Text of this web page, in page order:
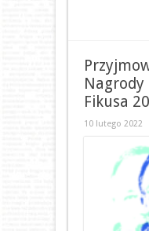
Nagrody
Fikusa
10 lutego 2022